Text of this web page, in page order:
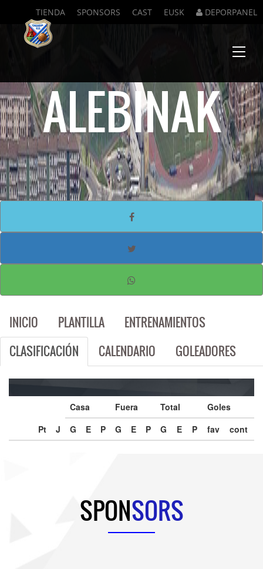
TIENDA SPONSORS CAST EUSK DEPORPANEL
Menu
ALEBINAK
INICIO PLANTILLA
ENTRENAMIENTOS
CLASIFICACIÓN
CALENDARIO GOLEADORES
Pt J
Casa Fuera Total
Goles
G
E P G E P G E P fav cont
SPONSORS